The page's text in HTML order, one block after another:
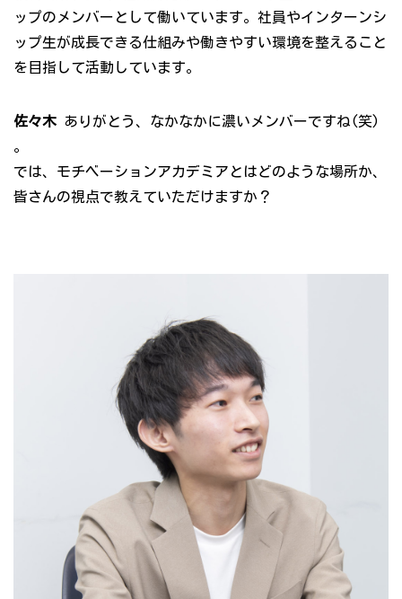
ップのメンバーとして働いています。社員やインターンシ
ップ生が成長できる仕組みや働きやすい環境を整えること
を目指して活動しています。
佐々木 ありがとう、なかなかに濃いメンバーですね(笑)
。
では、モチベーションアカデミアとはどのような場所か、
皆さんの視点で教えていただけますか？